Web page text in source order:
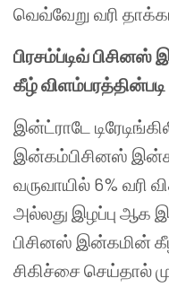
வெவ்வேறு வரி
பிரசம்ப்டிவ் பிசினஸ்
கீழ்விளம்பரத்தின்படி
இன்ட்ராடே
இன்கம்பிசினஸ்
வருவாயில் 6% வரி
அல்லது இழப்பு ஆக
பிசினஸ் இன்கமின்
சிகிச்சை செய்தால்